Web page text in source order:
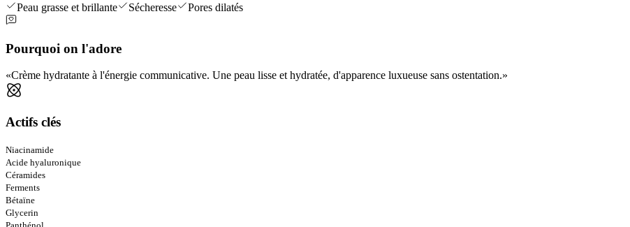
Peau grasse et brillante
Sécheresse Pores dilatés
Pourquoi on l'adore
Crème hydratante à l'énergie communicative. Une peau lisse et hydratée, d'apparence luxueuse sans ostentation.
Actifs clés
Niacinamide
Acide hyaluronique
Céramides
Ferments
Bétaïne
Glycerin